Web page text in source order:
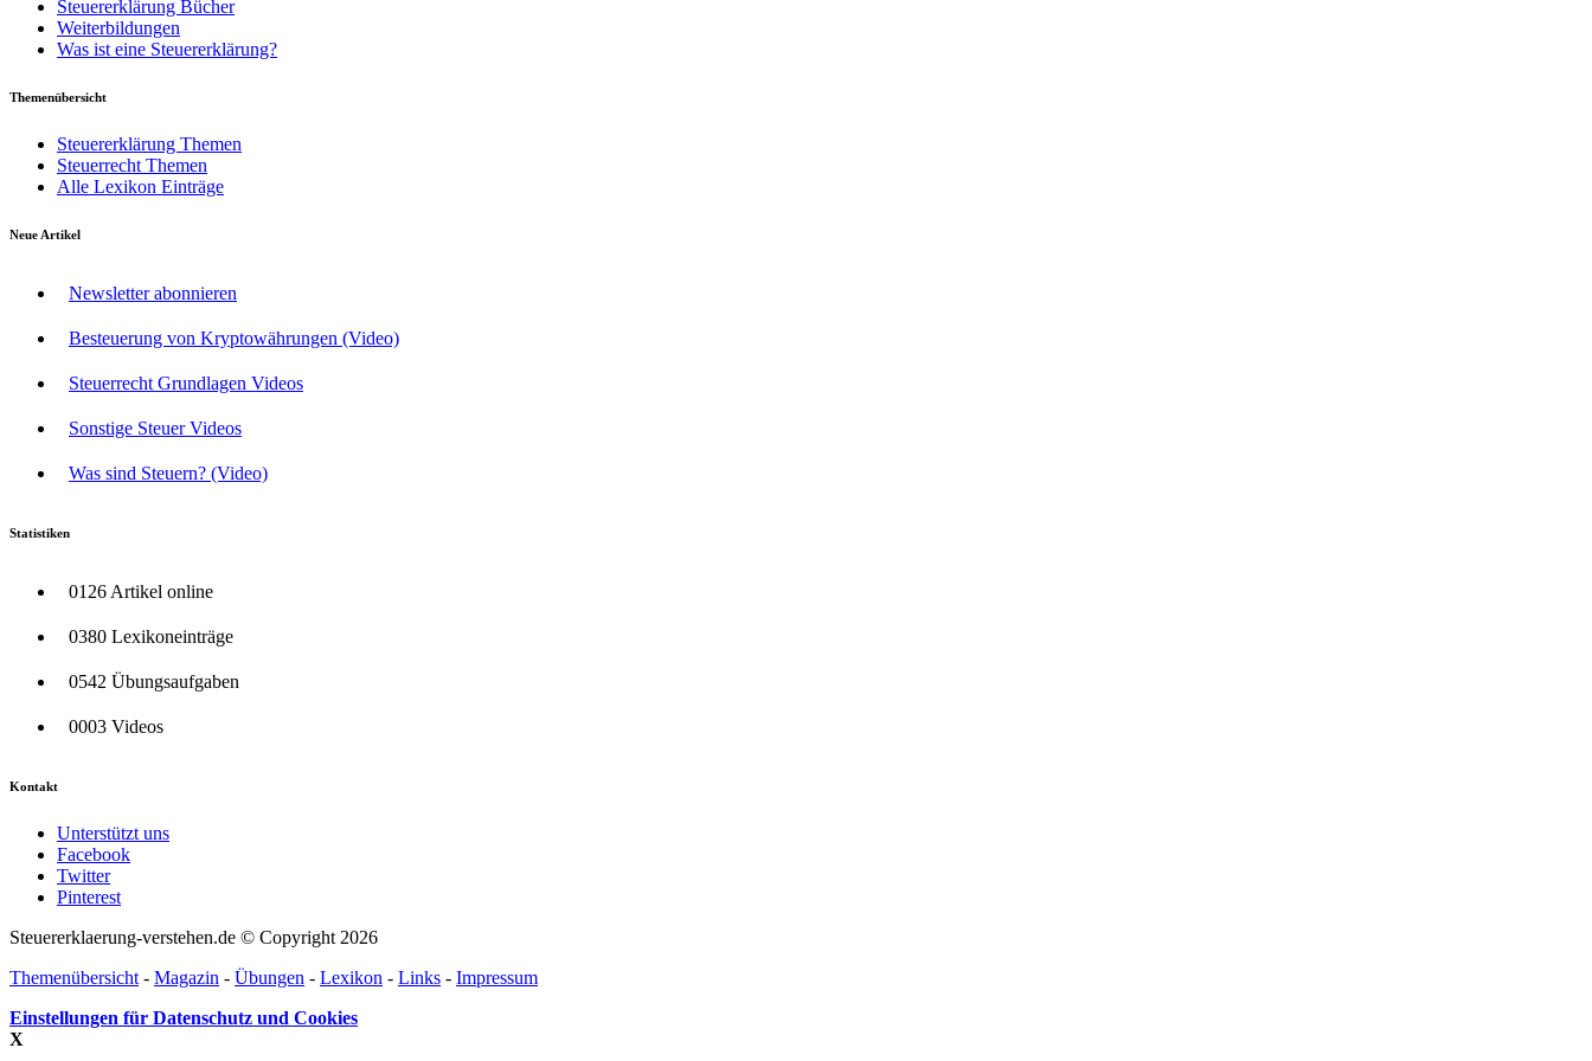
Steuererklärung Bücher
Weiterbildungen
Was ist eine Steuererklärung?
Themenübersicht
Steuererklärung Themen
Steuerrecht Themen
Alle Lexikon Einträge
Neue Artikel
Newsletter abonnieren
Besteuerung von Kryptowährungen (Video)
Steuerrecht Grundlagen Videos
Sonstige Steuer Videos
Was sind Steuern? (Video)
Statistiken
0126 Artikel online
0380 Lexikoneinträge
0542 Übungsaufgaben
0003 Videos
Kontakt
Unterstützt uns
Facebook
Twitter
Pinterest
Steuererklaerung-verstehen.de © Copyright 2026
Themenübersicht - Magazin - Übungen - Lexikon - Links - Impressum
Einstellungen für Datenschutz und Cookies
X